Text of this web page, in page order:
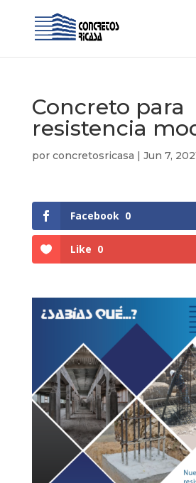
Concreto para
resistencia
por concretosricasa | Jun 7,
Facebook 0
Like 0